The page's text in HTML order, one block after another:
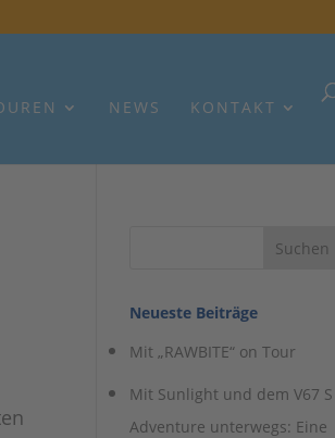
NEWS KONTAKT
Neueste Beiträge
Mit „RAWBITE“ on Tour
Mit Sunlight und dem V67 S
Adventure unterwegs: Eine